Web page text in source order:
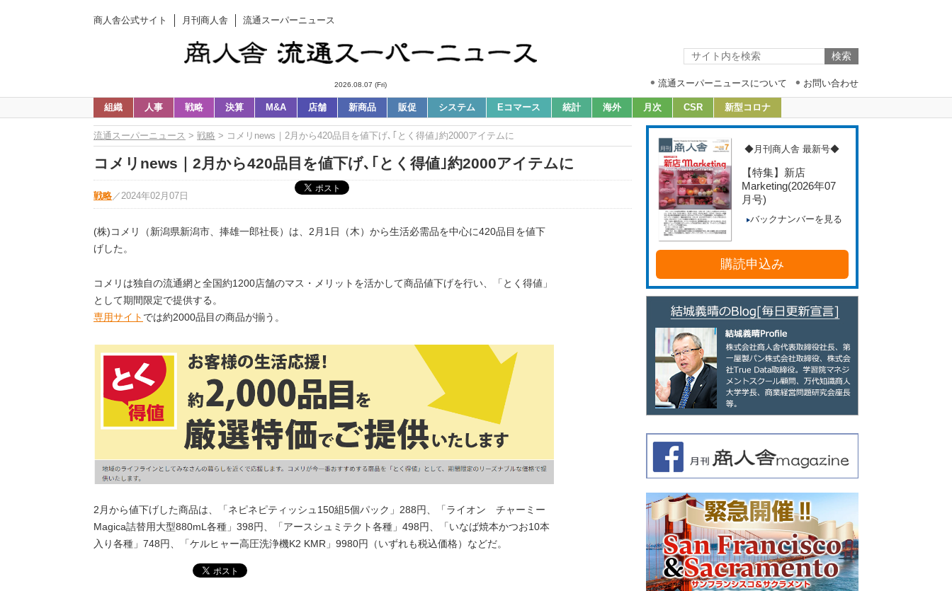
商人舎公式サイト 月刊商人舎 流通スーパーニュース
2026.08.07 (Fri) 流通スーパーニュースについて お問い合わせ
組織 人事 戦略 決算 M&A 店舗 新商品 販促 システム Eコマース 統計 海外 月次 CSR 新型コロナ
流通スーパーニュース > 戦略 > コメリnews｜2月から420品目を値下げ､｢とく得値｣約2000アイテムに
コメリnews｜2月から420品目を値下げ､｢とく得値｣約2000アイテムに
戦略 ／ 2024年02月07日
(株)コメリ（新潟県新潟市、捧雄一郎社長）は、2月1日（木）から生活必需品を中心に420品目を値下
げした。
コメリは独自の流通網と全国約1200店舗のマス・メリットを活かして商品値下げを行い、「とく得値」
として期間限定で提供する。
専用サイト では約2000品目の商品が揃う。
2月から値下げした商品は、「ネピネピティッシュ150組5個パック」288円、「ライオン チャーミー
Magica詰替用大型880mL各種」398円、「アースシュミテクト各種」498円、「いなば焼本かつお10本
入り各種」748円、「ケルヒャー高圧洗浄機K2 KMR」9980円（いずれも税込価格）などだ。
◆月刊商人舎 最新号◆
【特集】新店
Marketing(2026年07
月号)
バックナンバーを見る
購読申込み